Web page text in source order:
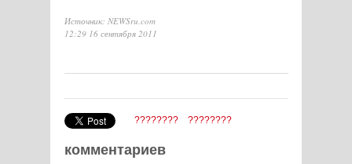
Источник: NEWSru.com
12:29 16 сентября 2011
???????? ????????
комментариев